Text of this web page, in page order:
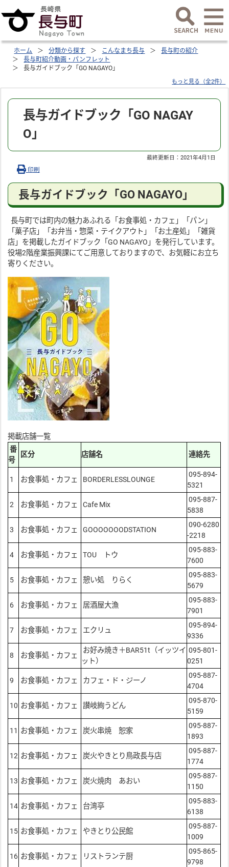
ホーム 分類から探す こんなまち長与
長与町の紹介
長与町紹介動画・パンフレット
長与ガイドブック「GO NAGAYO」
もっと見る（全2件）
長与ガイドブック「GO NAGAY
O」
最終更新日：2021年4月1日
印刷
長与ガイドブック「GO NAGAYO」
長与町では町内の魅力あふれる「お食事処・カフェ」「パン」
「菓子店」「お弁当・惣菜・テイクアウト」「お土産処」「雑貨
店」を掲載したガイドブック「GO NAGAYO」を発行しています。
役場2階産業振興課にてご用意しておりますので、お気軽にお立ち
寄りください。
掲載店舗一覧
番
号
区分 店舗名 連絡先
1 お食事処・カフェ BORDERLESSLOUNGE
095-894-
5321
2 お食事処・カフェ Cafe Mix
095-887-
5838
3 お食事処・カフェ GOOOOOOODSTATION
090-6280
-2218
4 お食事処・カフェ TOU トウ
095-883-
7600
5 お食事処・カフェ 憩い処 りらく
095-883-
5679
6 お食事処・カフェ 居酒屋大漁
095-883-
7901
7 お食事処・カフェ エクリュ
095-894-
9336
8 お食事処・カフェ
お好み焼き＋BAR51t（イッツイ
ット）
095-801-
0251
9 お食事処・カフェ カフェ・ド・ジーノ
095-887-
4704
10 お食事処・カフェ 讃岐絢うどん
095-870-
5159
11 お食事処・カフェ 炭火串焼 恕家
095-887-
1893
12 お食事処・カフェ 炭火やきとり鳥政長与店
095-887-
1774
13 お食事処・カフェ 炭火焼肉 あおい
095-887-
1150
14 お食事処・カフェ 台湾亭
095-883-
6138
15 お食事処・カフェ やきとり公民館
095-887-
1009
16 お食事処・カフェ リストランテ厨
095-865-
9798